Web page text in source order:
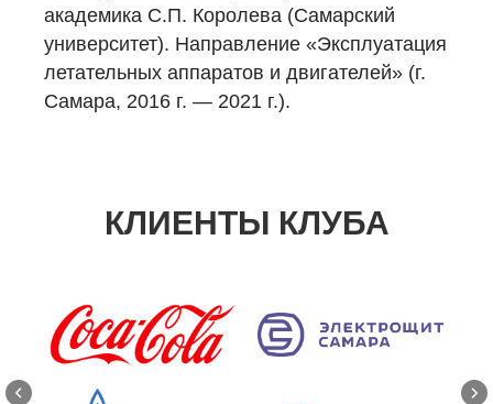
академика С.П. Королева (Самарский
университет). Направление «Эксплуатация
летательных аппаратов и двигателей» (г.
Самара, 2016 г. — 2021 г.).
КЛИЕНТЫ КЛУБА